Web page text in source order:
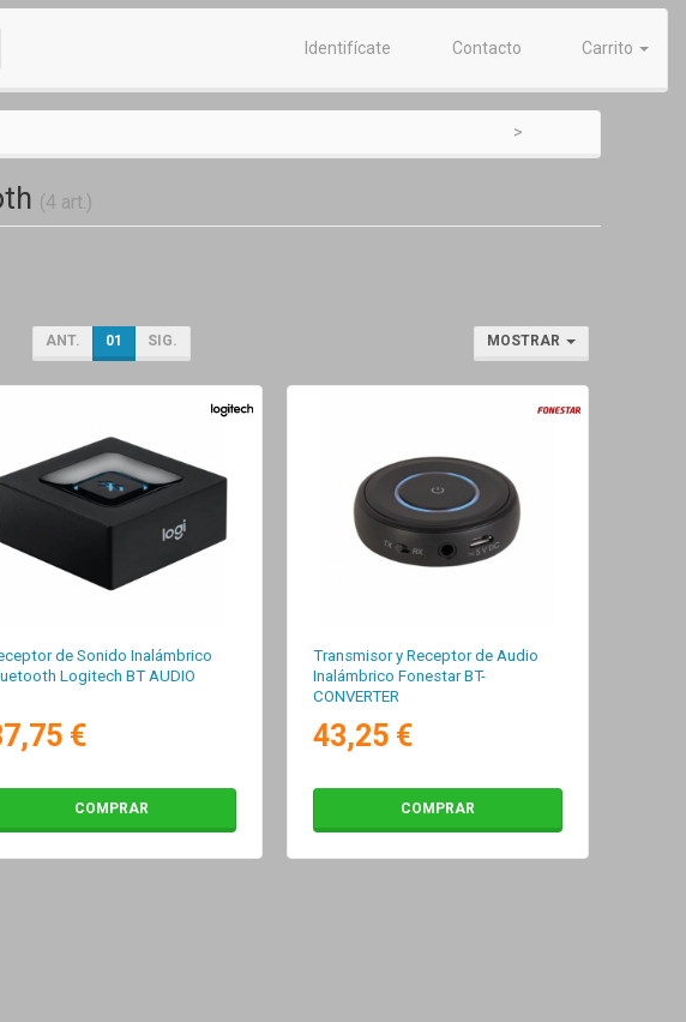
Identifícate Contacto Carrito
(4 art.)
ANT. 01 SIG. MOSTRAR
de Sonido Inalámbrico
Logitech BT AUDIO
€
COMPRAR
Transmisor y Receptor de Audio
Inalámbrico Fonestar BT-
CONVERTER
43,25 €
COMPRAR